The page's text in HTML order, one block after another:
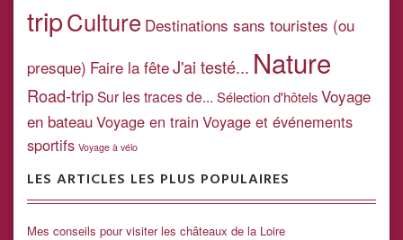
tripCulture Destinations sans touristes (ou
presque) Faire la fêteJ'ai testé... Nature
Road-tripSur les traces de... Sélection d'hôtelsVoyage
en bateauVoyage en train Voyage et événements
sportifs Voyage à vélo
LES ARTICLES LES PLUS POPULAIRES
Mes conseils pour visiter les châteaux de la Loire